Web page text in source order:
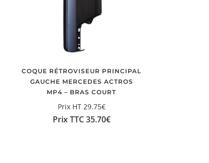
COQUE RÉTROVISEUR PRINCIPAL
GAUCHE MERCEDES ACTROS
MP4 – BRAS COURT
Prix HT 29.75€
Prix TTC35.70€